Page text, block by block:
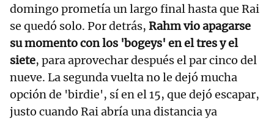
domingo prometía un largo final hasta que Rai
se quedó solo. Por detrás, Rahm vio apagarse
su momento con los 'bogeys' en el tres y el
siete, para aprovechar después el par cinco del
nueve. La segunda vuelta no le dejó mucha
opción de 'birdie', sí en el 15, que dejó escapar,
justo cuando Rai abría una distancia ya